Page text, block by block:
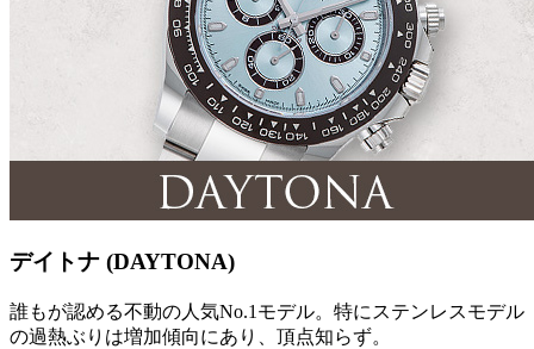
デイトナ (DAYTONA)
誰もが認める不動の人気No.1モデル。特にステンレスモデル
の過熱ぶりは増加傾向にあり、頂点知らず。